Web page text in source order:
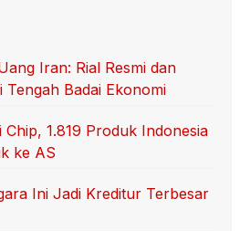
Iran: Rial Resmi dan
Badai Ekonomi
Chip, 1.819 Produk Indonesia
ke AS
Ini Jadi Kreditur Terbesar